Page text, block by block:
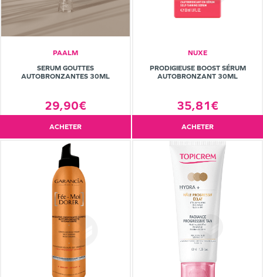
PAALM
SERUM GOUTTES
AUTOBRONZANTES 30ML
29,90€
ACHETER
NUXE
PRODIGIEUSE BOOST SÉRUM
AUTOBRONZANT 30ML
35,81€
ACHETER